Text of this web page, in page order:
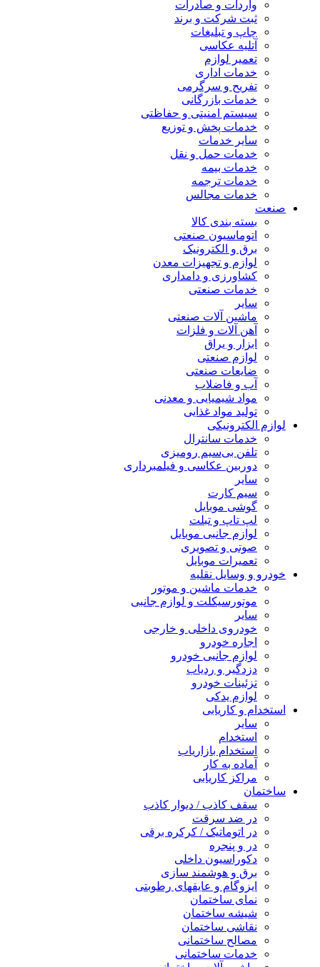
واردات و صادرات
ثبت شرکت و برند
چاپ و تبلیغات
آتلیه عکاسی
تعمیر لوازم
خدمات اداری
تفریح و سرگرمی
خدمات بازرگانی
سیستم امنیتی و حفاظتی
خدمات پخش و توزیع
سایر خدمات
خدمات حمل و نقل
خدمات بیمه
خدمات ترجمه
خدمات مجالس
صنعت
بسته بندی کالا
اتوماسیون صنعتی
برق و الکترونیک
لوازم و تجهیزات معدن
کشاورزی و دامداری
خدمات صنعتی
سایر
ماشین آلات صنعتی
آهن آلات و فلزات
ابزار و یراق
لوازم صنعتی
ضایعات صنعتی
آب و فاضلاب
مواد شیمیایی و معدنی
تولید مواد غذایی
لوازم الکترونیکی
خدمات سانترال
تلفن بی‌سیم رومیزی
دوربین عکاسی و فیلمبرداری
سایر
سیم کارت
گوشی موبایل
لپ تاپ و تبلت
لوازم جانبی موبایل
صوتی و تصویری
تعمیرات موبایل
خودرو و وسایل نقلیه
خدمات ماشین و موتور
موتورسیکلت و لوازم جانبی
سایر
خودروی داخلی و خارجی
اجاره خودرو
لوازم جانبی خودرو
دزدگیر و ردیاب
تزئینات خودرو
لوازم یدکی
استخدام و کاریابی
سایر
استخدام
استخدام بازاریاب
آماده به کار
مراکز کاریابی
ساختمان
سقف کاذب / دیوار کاذب
در ضد سرقت
در اتوماتیک / کرکره برقی
در و پنجره
دکوراسیون داخلی
برق و هوشمند سازی
ایزوگام و عایقهای رطوبتی
نمای ساختمان
شیشه ساختمان
نقاشی ساختمان
مصالح ساختمانی
خدمات ساختمانی